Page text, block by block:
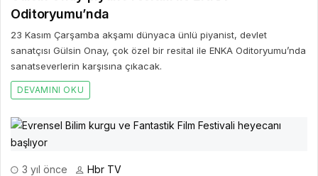
Oditoryumu’nda
23 Kasım Çarşamba akşamı dünyaca ünlü piyanist, devlet
sanatçısı Gülsin Onay, çok özel bir resital ile ENKA Oditoryumu’nda
sanatseverlerin karşısına çıkacak.
DEVAMINI OKU
3 yıl önce Hbr TV